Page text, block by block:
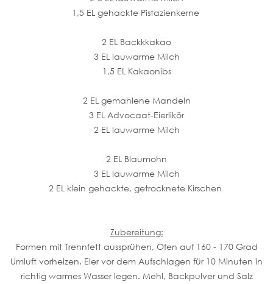
1,5 EL gehackte Pistazienkerne
2 EL Backkkakao
3 EL lauwarme Milch
1,5 EL Kakaonibs
2 EL gemahlene Mandeln
3 EL Advocaat-Eierlikör
2 EL lauwarme Milch
2 EL Blaumohn
3 EL lauwarme Milch
2 EL klein gehackte, getrocknete Kirschen
Zubereitung:
Formen mit Trennfett aussprühen, Ofen auf 160 - 170 Grad
Umluft vorheizen. Eier vor dem Aufschlagen für 10 Minuten in
richtig warmes Wasser legen. Mehl, Backpulver und Salz